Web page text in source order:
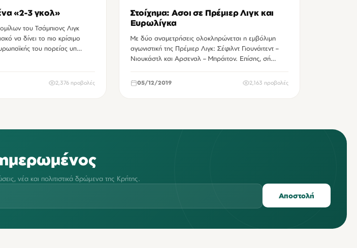
«2-3 γκολ»
του Τσάμπιονς Λιγκ
να δίνει το πιο κρίσιμο
του πορείας υπ…
2,376 προβολές
Στοίχημα: Ασοι σε Πρέμιερ Λιγκ και
Ευρωλίγκα
Με δύο αναμετρήσεις ολοκληρώνεται η εμβόλιμη
αγωνιστική της Πρέμιερ Λιγκ: Σέφιλντ Γιουνάιτεντ –
Νιουκάστλ και Αρσεναλ – Μπράιτον. Επίσης, σή…
05/12/2019 2,163 προβολές
νέα και πολιτιστικά δρώμενα της Κρήτης.
Αποστολή